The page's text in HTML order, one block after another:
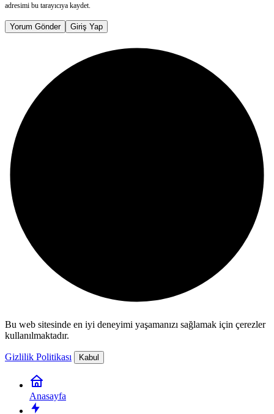
adresimi bu tarayıcıya kaydet.
Yorum Gönder Giriş Yap
Bu web sitesinde en iyi deneyimi yaşamanızı sağlamak için çerezler
kullanılmaktadır.
Gizlilik Politikası Kabul
Anasayfa